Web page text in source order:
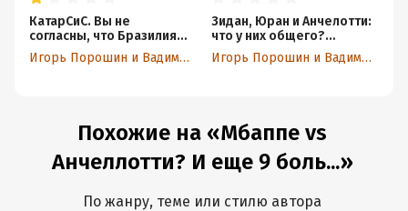
КатарСиС. Вы не
согласны, что Бразилия
без Неймара прекрасна?Игорь Порошин и Вадим Лукомский
Зидан, Юран и Анчелотти:
что у них общего?
Подкаст №6
Игорь Порошин и Вадим Лукомский
Похожие на «Мбаппе vs
Анчеллотти? И еще 9 боль...»
По жанру, теме или стилю автора